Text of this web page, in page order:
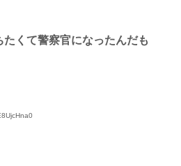
くて警察官になったんだも